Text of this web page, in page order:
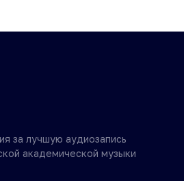
за лучшую аудиозапись
академической музыки